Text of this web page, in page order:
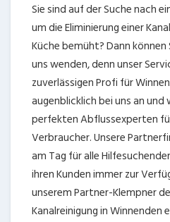
Sie sind auf der Suche nach
um die Eliminierung einer
Küche bemüht? Dann
uns wenden, denn unser
zuverlässigen Profi für
augenblicklich bei uns an
perfekten Abflussexperten
Verbraucher. Unsere
am Tag für alle
ihren Kunden immer zur
unserem Partner-Klempner
Kanalreinigung in Winnenden